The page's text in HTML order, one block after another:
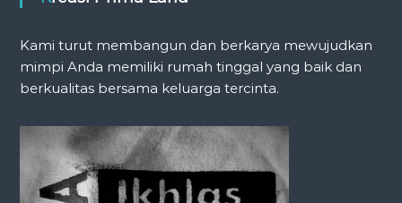
Kami turut membangun dan berkarya mewujudkan
mimpi Anda memiliki rumah tinggal yang baik dan
berkualitas bersama keluarga tercinta.